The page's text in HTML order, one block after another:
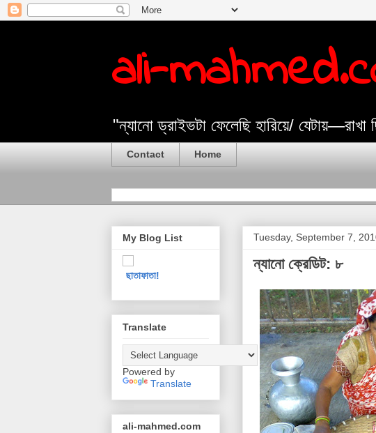
ali-
"ন্যানো ড্রাইভটা ফেলেছি হারিয়ে/
Contact Home
Tuesday, September 7,
ন্যানো ক্রেডিট: ৮
My Blog List
ছাতাফাতা!
Translate
Powered by
Translate
ali-mahmed.com